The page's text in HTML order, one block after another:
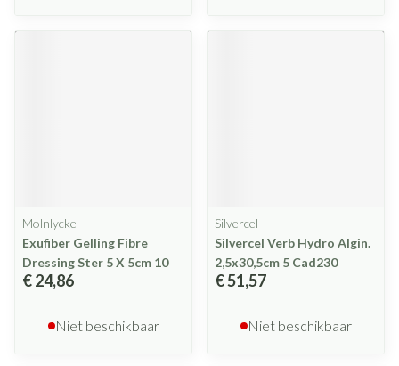
Molnlycke
Exufiber Gelling Fibre
Dressing Ster 5 X 5cm 10
€ 24,86
Niet beschikbaar
Silvercel
Silvercel Verb Hydro Algin.
2,5x30,5cm 5 Cad230
€ 51,57
Niet beschikbaar